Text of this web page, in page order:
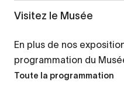
Visitez le Musée
En plus de nos
programmation du
Toute la programmation